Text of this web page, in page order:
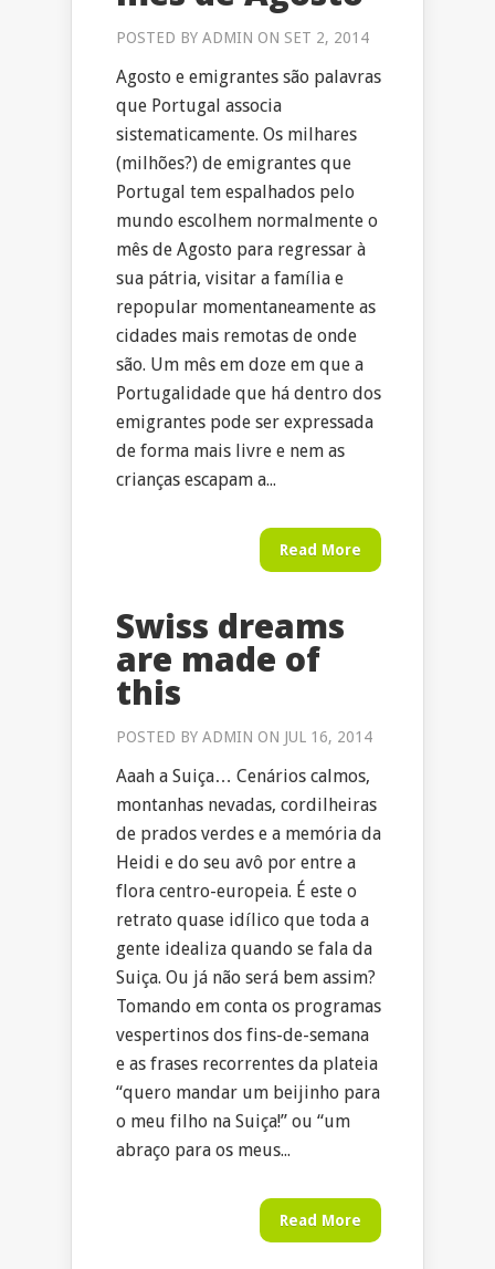
POSTED BY ADMIN ON SET 2, 2014
Agosto e emigrantes são palavras
que Portugal associa
sistematicamente. Os milhares
(milhões?) de emigrantes que
Portugal tem espalhados pelo
mundo escolhem normalmente o
mês de Agosto para regressar à
sua pátria, visitar a família e
repopular momentaneamente as
cidades mais remotas de onde
são. Um mês em doze em que a
Portugalidade que há dentro dos
emigrantes pode ser expressada
de forma mais livre e nem as
crianças escapam a...
Read More
Swiss dreams
are made of
this
POSTED BY ADMIN ON JUL 16, 2014
Aaah a Suiça… Cenários calmos,
montanhas nevadas, cordilheiras
de prados verdes e a memória da
Heidi e do seu avô por entre a
flora centro-europeia. É este o
retrato quase idílico que toda a
gente idealiza quando se fala da
Suiça. Ou já não será bem assim?
Tomando em conta os programas
vespertinos dos fins-de-semana
e as frases recorrentes da plateia
“quero mandar um beijinho para
o meu filho na Suiça!” ou “um
abraço para os meus...
Read More